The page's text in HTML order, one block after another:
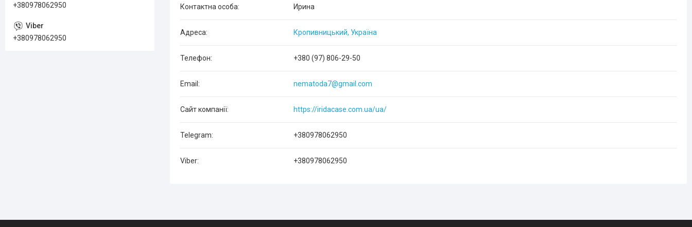
Ирина
Кропивницький, Україна
+380 (97) 806-29-50
nematoda7@gmail.com
https://iridacase.com.ua/ua/
+380978062950
+380978062950
+380978062950
+380978062950